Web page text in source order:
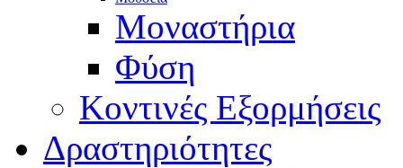
Μοναστήρια
Φύση
Κοντινές Εξορμήσεις
Δραστηριότητες